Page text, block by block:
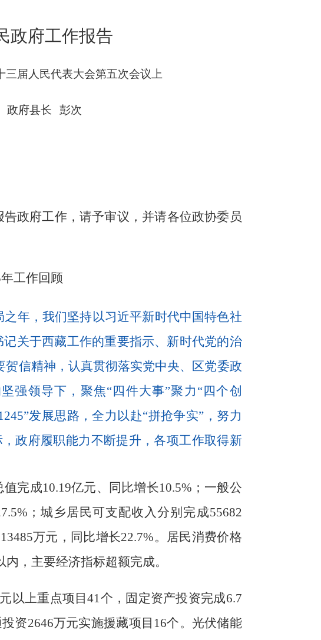
政府工作报告
三届人民代表大会第五次会议上
政府县长 彭次
政府工作，请予审议，并请各位政协委员
年工作回顾
年，我们坚持以习近平新时代中国特色社
关于西藏工作的重要指示、新时代党的治
贺信精神，认真贯彻落实党中央、区党委政
强领导下，聚焦“四件大事”聚力“四个创
”发展思路，全力以赴“拼抢争实”， 努力
，政府履职能力不断提升，各项工作取得新
值完成10.19亿元、同比增长10.5% ；一般公
；城乡居民可支配收入分别完成55682
13485万元，同比增长22.7%。 居民消费价格
内，主要经济指标超额完成。
以上重点项目41个，固定资产投资完成6.7
资2646万元实施援藏项目 16个。光伏储能